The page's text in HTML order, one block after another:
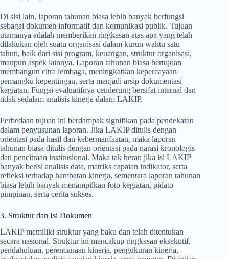
Di sisi lain, laporan tahunan biasa lebih banyak berfungsi
sebagai dokumen informatif dan komunikasi publik. Tujuan
utamanya adalah memberikan ringkasan atas apa yang telah
dilakukan oleh suatu organisasi dalam kurun waktu satu
tahun, baik dari sisi program, keuangan, struktur organisasi,
maupun aspek lainnya. Laporan tahunan biasa bertujuan
membangun citra lembaga, meningkatkan kepercayaan
pemangku kepentingan, serta menjadi arsip dokumentasi
kegiatan. Fungsi evaluatifnya cenderung bersifat internal dan
tidak sedalam analisis kinerja dalam LAKIP.
Perbedaan tujuan ini berdampak signifikan pada pendekatan
dalam penyusunan laporan. Jika LAKIP ditulis dengan
orientasi pada hasil dan kebermanfaatan, maka laporan
tahunan biasa ditulis dengan orientasi pada narasi kronologis
dan pencitraan institusional. Maka tak heran jika isi LAKIP
banyak berisi analisis data, matriks capaian indikator, serta
refleksi terhadap hambatan kinerja, sementara laporan tahunan
biasa lebih banyak menampilkan foto kegiatan, pidato
pimpinan, serta cerita sukses.
3. Struktur dan Isi Dokumen
LAKIP memiliki struktur yang baku dan telah ditentukan
secara nasional. Struktur ini mencakup ringkasan eksekutif,
pendahuluan, perencanaan kinerja, pengukuran kinerja,